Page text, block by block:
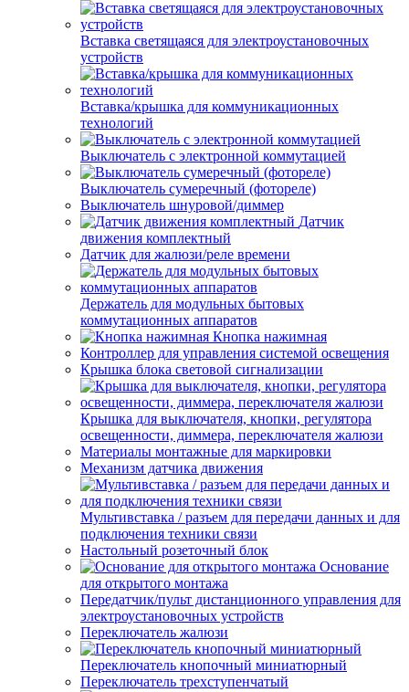
Вставка светящаяся для электроустановочных
устройств
Вставка/крышка для коммуникационных
технологий
Выключатель с электронной коммутацией
Выключатель сумеречный (фотореле)
Выключатель шнуровой/диммер
Датчик
движения комплектный
Датчик для жалюзи/реле времени
Держатель для модульных бытовых
коммутационных аппаратов
Кнопка нажимная
Контроллер для управления системой освещения
Крышка блока световой сигнализации
Крышка для выключателя, кнопки, регулятора
освещенности, диммера, переключателя жалюзи
Материалы монтажные для маркировки
Механизм датчика движения
Мультивставка / разъем для передачи данных и для
подключения техники связи
Настольный розеточный блок
Основание
для открытого монтажа
Передатчик/пульт дистанционного управления для
электроустановочных устройств
Переключатель жалюзи
Переключатель кнопочный миниатюрный
Переключатель трехступенчатый